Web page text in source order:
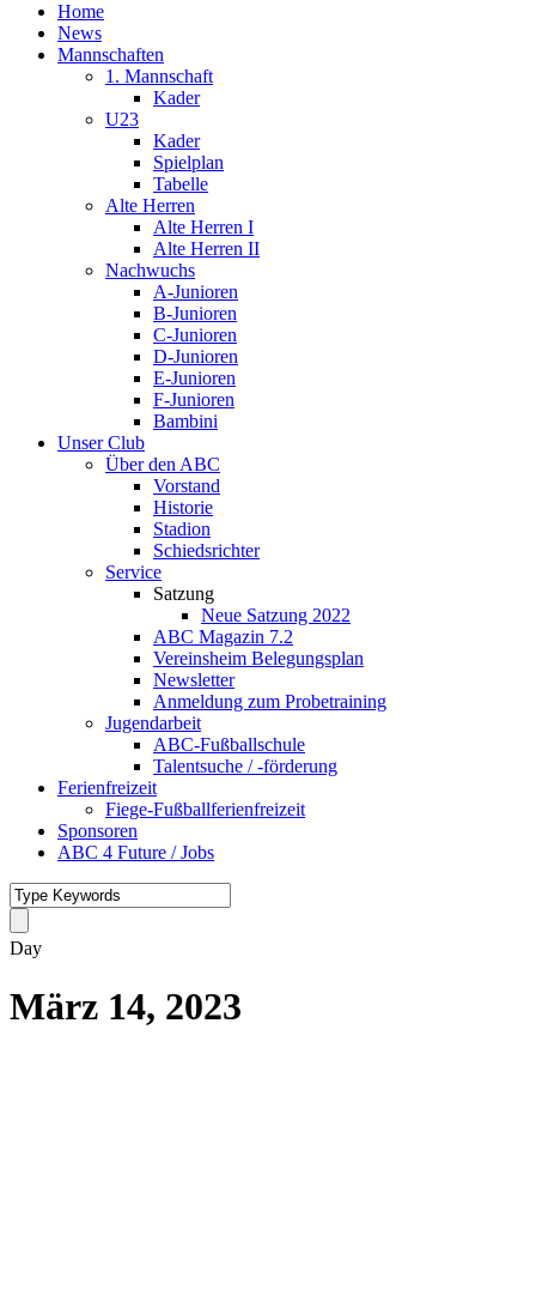
Home
News
Mannschaften
1. Mannschaft
Kader
U23
Kader
Spielplan
Tabelle
Alte Herren
Alte Herren I
Alte Herren II
Nachwuchs
A-Junioren
B-Junioren
C-Junioren
D-Junioren
E-Junioren
F-Junioren
Bambini
Unser Club
Über den ABC
Vorstand
Historie
Stadion
Schiedsrichter
Service
Satzung
Neue Satzung 2022
ABC Magazin 7.2
Vereinsheim Belegungsplan
Newsletter
Anmeldung zum Probetraining
Jugendarbeit
ABC-Fußballschule
Talentsuche / -förderung
Ferienfreizeit
Fiege-Fußballferienfreizeit
Sponsoren
ABC 4 Future / Jobs
Day
März 14, 2023